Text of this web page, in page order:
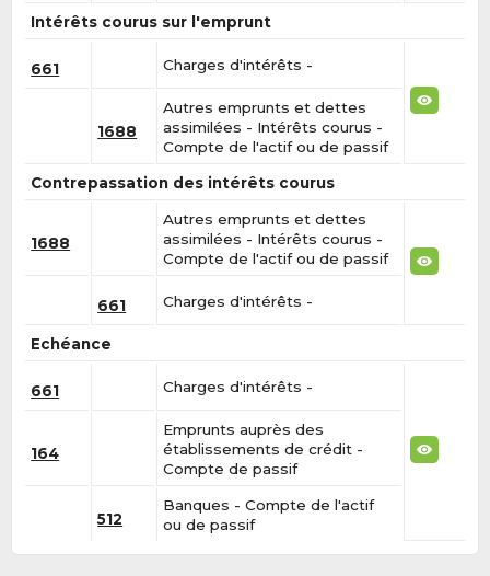
Intérêts courus sur l'emprunt
661 Charges d'intérêts -
1688
Autres emprunts et dettes
assimilées - Intérêts courus -
Compte de l'actif ou de passif
Contrepassation des intérêts courus
1688
Autres emprunts et dettes
assimilées - Intérêts courus -
Compte de l'actif ou de passif
661 Charges d'intérêts -
Echéance
661 Charges d'intérêts -
164
Emprunts auprès des
établissements de crédit -
Compte de passif
512
Banques - Compte de l'actif
ou de passif